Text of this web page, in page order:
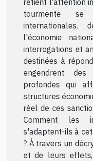
tourmente se
internationales,
l'économie
interrogations et
destinées à
engendrent des
profondes qui
structures
réel de ces
Comment les
s'adaptent-ils à
? À travers un
et de leurs